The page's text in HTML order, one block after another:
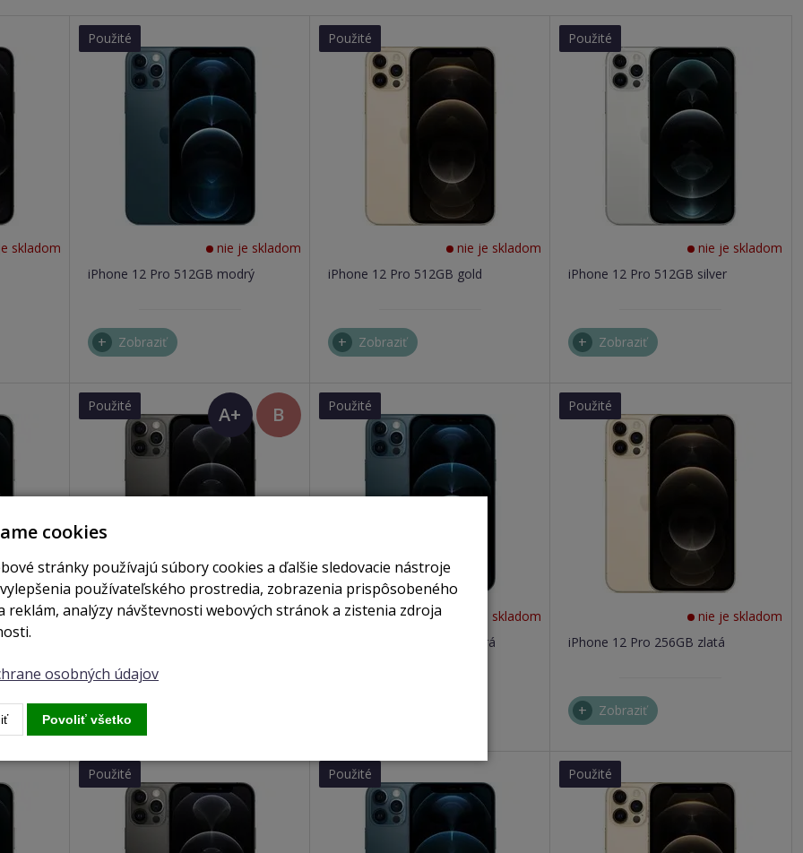
skladom
Použité
nie je skladom
iPhone 12 Pro 512GB modrý
Zobraziť
Použité
nie je skladom
iPhone 12 Pro 512GB gold
Zobraziť
Použité
nie je skladom
iPhone 12 Pro 512GB silver
Zobraziť
skladom
Použité
A+
(TOP
stav)
B
skladom
255 €
Použité
nie je skladom
iPhone 12 Pro 256GB modrá
Použité
nie je skladom
iPhone 12 Pro 256GB zlatá
Zobraziť
Použité Použité Použité
cookies
stránky používajú súbory cookies a ďalšie sledovacie nástroje
používateľského prostredia, zobrazenia prispôsobeného
reklám, analýzy návštevnosti webových stránok a zistenia zdroja
osobných údajov
Povoliť všetko